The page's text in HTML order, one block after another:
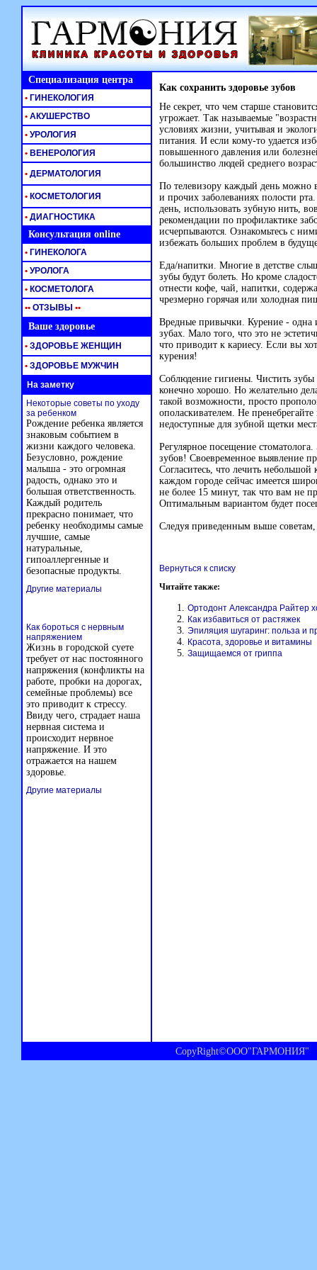
Специализация центра Как сохранить здоровье зубов
Не секрет, что чем старше
угрожает. Так называемые
условиях жизни, учитывая и
питания. И если кому-то удается
повышенного давления или
большинство людей среднего
По телевизору каждый день можно
и прочих заболеваниях полости
день, использовать зубную нить,
рекомендации по профилактике
исчерпываются. Ознакомьтесь с
избежать больших проблем в
Еда/напитки. Многие в детстве
зубы будут болеть. Но кроме
отнести кофе, чай, напитки,
чрезмерно горячая или холодная
Вредные привычки. Курение - одна
зубах. Мало того, что это не
что приводит к кариесу. Если вы
курения!
Соблюдение гигиены. Чистить зубы
конечно хорошо. Но желательно
такой возможности, просто
ополаскивателем. Не
недоступные для зубной щетки
Регулярное посещение
зубов! Своевременное выявление
Согласитесь, что лечить
каждом городе сейчас имеется
не более 15 минут, так что вам не
Оптимальным вариантом будет
Следуя приведенным выше советам,
Вернуться к списку
Читайте также:
Ортодонт Александра Райтер
Как избавиться от растяжек
Эпиляция шугаринг: польза и
Красота, здоровье и витамины
Защищаемся от гриппа
• ГИНЕКОЛОГИЯ
• АКУШЕРСТВО
• УРОЛОГИЯ
• ВЕНЕРОЛОГИЯ
• ДЕРМАТОЛОГИЯ
• КОСМЕТОЛОГИЯ
• ДИАГНОСТИКА
Консультация online
• ГИНЕКОЛОГА
• УРОЛОГА
• КОСМЕТОЛОГА
•• ОТЗЫВЫ ••
Ваше здоровье
• ЗДОРОВЬЕ ЖЕНЩИН
• ЗДОРОВЬЕ МУЖЧИН
На заметку
Некоторые советы по уходу
за ребенком
Рождение ребенка является
знаковым событием в
жизни каждого человека.
Безусловно, рождение
малыша - это огромная
радость, однако это и
большая ответственность.
Каждый родитель
прекрасно понимает, что
ребенку необходимы самые
лучшие, самые
натуральные,
гипоаллергенные и
безопасные продукты.
Другие материалы
Как бороться с нервным
напряжением
Жизнь в городской суете
требует от нас постоянного
напряжения (конфликты на
работе, пробки на дорогах,
семейные проблемы) все
это приводит к стрессу.
Ввиду чего, страдает наша
нервная система и
происходит нервное
напряжение. И это
отражается на нашем
здоровье.
Другие материалы